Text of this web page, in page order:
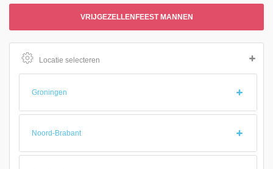
VRIJGEZELLENFEEST MANNEN
Locatie selecteren
Groningen
Noord-Brabant